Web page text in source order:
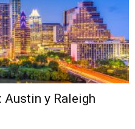
y Raleigh